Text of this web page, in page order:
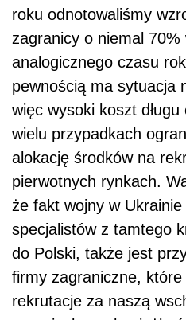
roku odnotowaliśmy
zagranicy o niemal 70%
analogicznego czasu
pewnością ma sytuacja
więc wysoki koszt
wielu przypadkach
alokację środków na
pierwotnych rynkach.
że fakt wojny w
specjalistów z tamtego
do Polski, także jest
firmy zagraniczne, które
rekrutacje za naszą